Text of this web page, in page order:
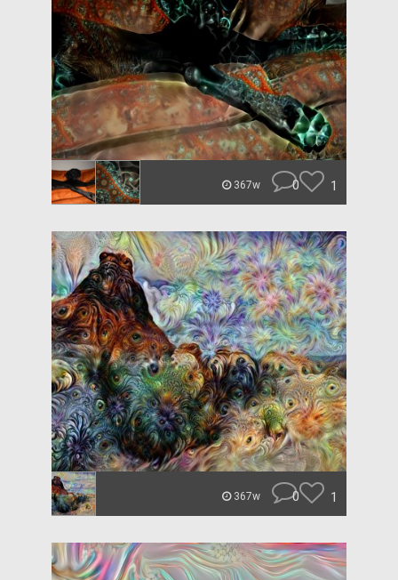
367w 0 1
367w 0 1